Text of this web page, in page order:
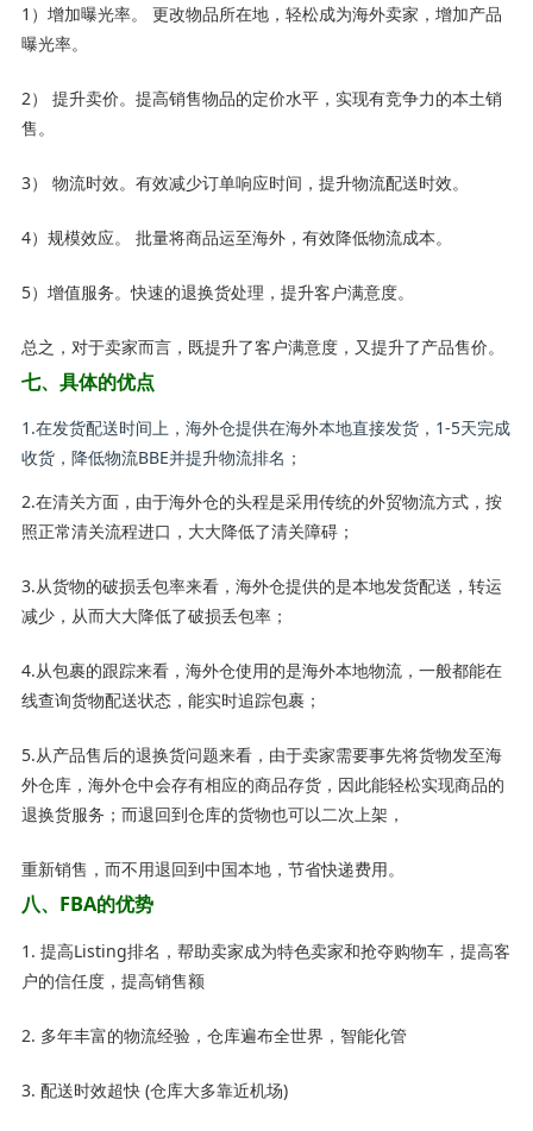
1）增加曝光率。 更改物品所在地，轻松成为海外卖家，增加产品
曝光率。
2） 提升卖价。提高销售物品的定价水平，实现有竞争力的本土销
售。
3） 物流时效。有效减少订单响应时间，提升物流配送时效。
4）规模效应。 批量将商品运至海外，有效降低物流成本。
5）增值服务。快速的退换货处理，提升客户满意度。
总之，对于卖家而言，既提升了客户满意度，又提升了产品售价。
七、具体的优点
1.在发货配送时间上，海外仓提供在海外本地直接发货，1-5天完成
收货，降低物流BBE并提升物流排名；
2.在清关方面，由于海外仓的头程是采用传统的外贸物流方式，按
照正常清关流程进口，大大降低了清关障碍；
3.从货物的破损丢包率来看，海外仓提供的是本地发货配送，转运
减少，从而大大降低了破损丢包率；
4.从包裹的跟踪来看，海外仓使用的是海外本地物流，一般都能在
线查询货物配送状态，能实时追踪包裹；
5.从产品售后的退换货问题来看，由于卖家需要事先将货物发至海
外仓库，海外仓中会存有相应的商品存货，因此能轻松实现商品的
退换货服务；而退回到仓库的货物也可以二次上架，
重新销售，而不用退回到中国本地，节省快递费用。
八、FBA的优势
1. 提高Listing排名，帮助卖家成为特色卖家和抢夺购物车，提高客
户的信任度，提高销售额
2. 多年丰富的物流经验，仓库遍布全世界，智能化管
3. 配送时效超快 (仓库大多靠近机场)